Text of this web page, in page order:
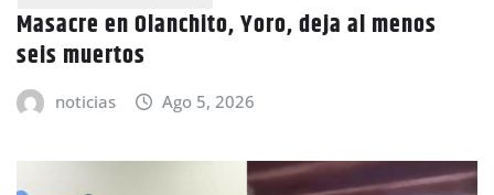
Masacre en Olanchito, Yoro, deja al menos
seis muertos
noticias Ago 5, 2026